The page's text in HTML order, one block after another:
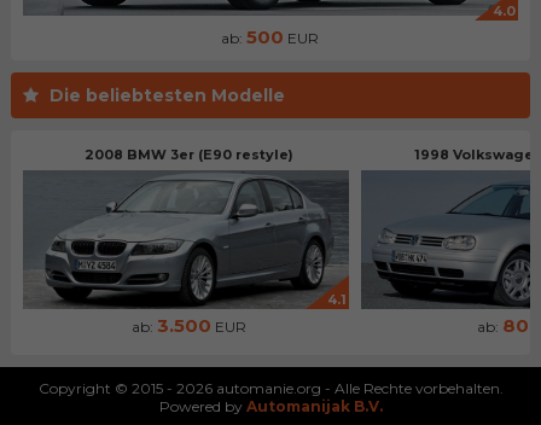
4.0
ab:500 EUR
Die beliebtesten Modelle
2008 BMW 3er (E90 restyle)
4.1
ab: 3.500 EUR
1998
ab: 800
Copyright © 2015 - 2026 automanie.org - Alle Rechte vorbehalten.
Powered by Automanijak B.V.